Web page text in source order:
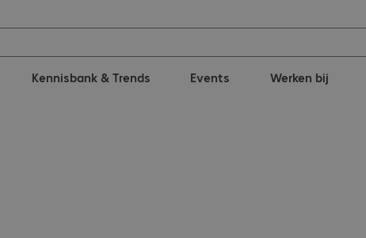
Kennisbank & Trends Events Werken bij